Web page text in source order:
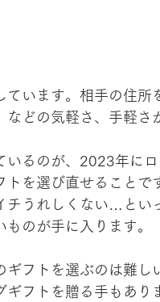
います。相手の住所
どの気軽さ、手軽さ
いるのが、2023年に
トを選び直せることで
チうれしくない…とい
のが手に入ります。
フトを選ぶのは難し
フトを贈る手もあり